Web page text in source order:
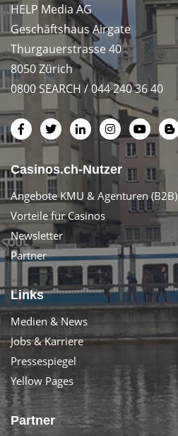
HELP Media AG
Geschäftshaus Airgate
Thurgauerstrasse 40
8050 Zürich
0800 SEARCH / 044 240 36 40
Casinos.ch-Nutzer
Angebote KMU & Agenturen (B2B)
Vorteile für Casinos
Newsletter
Partner
Links
Medien & News
Jobs & Karriere
Pressespiegel
Yellow Pages
Partner